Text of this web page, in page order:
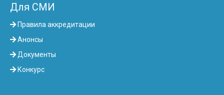
Для СМИ
Правила аккредитации
Анонсы
Документы
Конкурс